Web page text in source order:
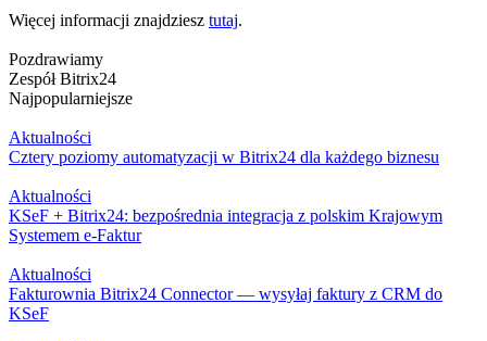
Więcej informacji znajdziesz tutaj.
Pozdrawiamy
Zespół Bitrix24
Najpopularniejsze
Aktualności
Cztery poziomy automatyzacji w Bitrix24 dla każdego biznesu
Aktualności
KSeF + Bitrix24: bezpośrednia integracja z polskim Krajowym
Systemem e-Faktur
Aktualności
Fakturownia Bitrix24 Connector — wysyłaj faktury z CRM do
KSeF